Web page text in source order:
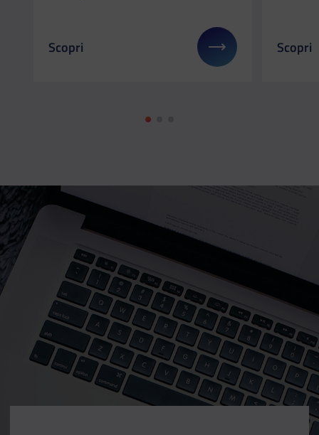
Il link ti porterà ad avere maggiori dettagli su: Il
Scopri Il link
Scopri